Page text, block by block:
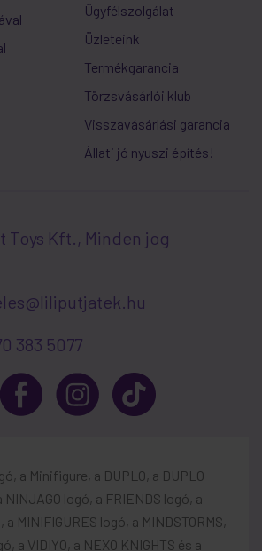
Ügyfélszolgálat
Üzleteink
Termékgarancia
Törzsvásárlói klub
Visszavásárlási garancia
Állati jó nyuszi építés!
Kft., Minden jog
383 5077
a Minifigure, a DUPLO, a DUPLO
NINJAGO logó, a FRIENDS logó, a
MINIFIGURES logó, a MINDSTORMS,
a VIDIYO, a NEXO KNIGHTS és a